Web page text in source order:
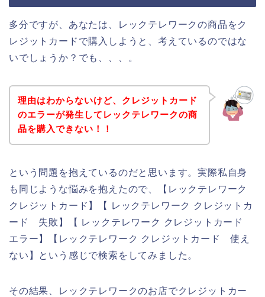
多分ですが、あなたは、レックテレワークの商品をク
レジットカードで購入しようと、考えているのではな
いでしょうか？でも、、、。
理由はわからないけど、クレジットカード
のエラーが発生してレックテレワークの商
品を購入できない！！
という問題を抱えているのだと思います。実際私自身
も同じような悩みを抱えたので、【レックテレワーク
クレジットカード】【 レックテレワーク クレジットカ
ード 失敗】【 レックテレワーク クレジットカード
エラー】【レックテレワーク クレジットカード 使え
ない】という感じで検索をしてみました。
その結果、レックテレワークのお店でクレジットカー